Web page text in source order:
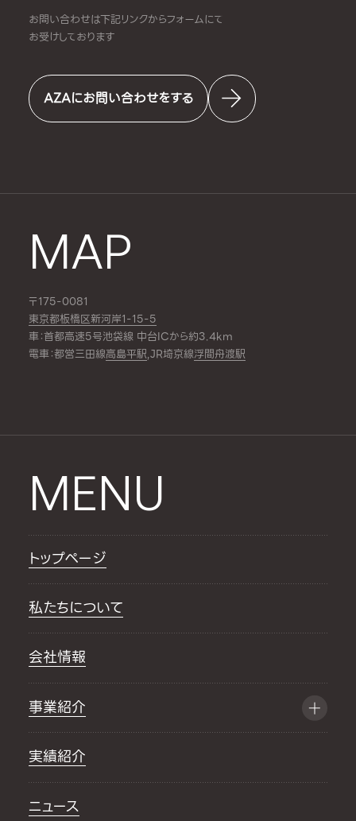
お問い合わせは下記リンクからフォームにて
お受けしております
AZAにお問い合わせをする
MAP
〒175-0081
東京都板橋区新河岸1-15-5
車：首都高速5号池袋線 中台ICから約3.4km
電車：都営三田線高島平駅,JR埼京線浮間舟渡駅
MENU
トップページ
私たちについて
会社情報
事業紹介
実績紹介
ニュース